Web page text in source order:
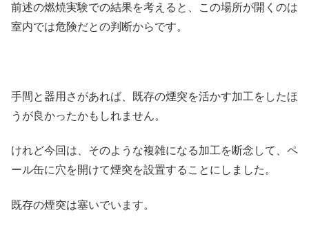
前述の燃焼実験での結果を考えると、この場所が開くのは
室内では危険だとの判断からです。
手間と器用さがあれば、既存の煙突を活かす加工をしたほ
うが良かったかもしれません。
けれど今回は、そのような複雑になる加工を断念して、ペ
ール缶に穴を開けて煙突を設置することにしました。
既存の煙突は塞いでいます。